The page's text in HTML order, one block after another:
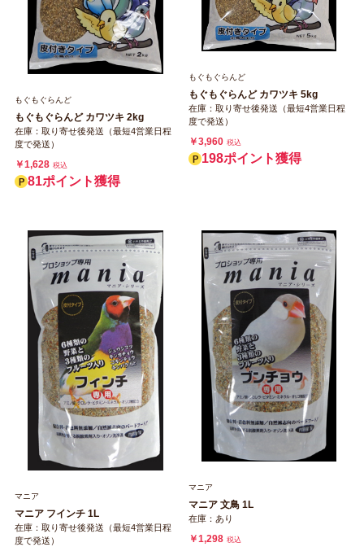
もぐもぐらんど
もぐもぐらんど カワツキ 2kg
在庫：取り寄せ後発送（最短4営業日程
度で発送）
￥1,628 税込
81ポイント獲得
もぐもぐらんど
もぐもぐらんど カワツキ 5kg
在庫：取り寄せ後発送（最短4営業日程
度で発送）
￥3,960 税込
198ポイント獲得
マニア
マニア フインチ 1L
在庫：取り寄せ後発送（最短4営業日程
度で発送）
マニア
マニア 文鳥 1L
在庫：あり
￥1,298 税込